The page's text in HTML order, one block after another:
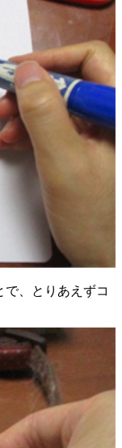
、とりあえずコ